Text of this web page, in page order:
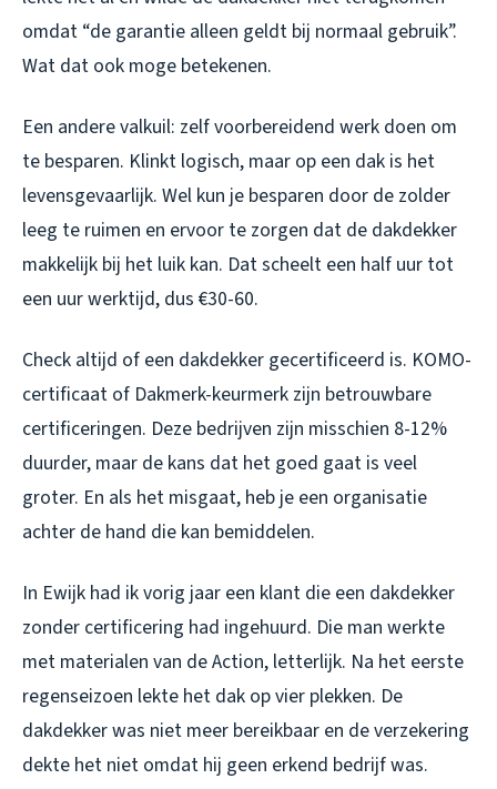
omdat “de garantie alleen geldt bij normaal gebruik”.
Wat dat ook moge betekenen.
Een andere valkuil: zelf voorbereidend werk doen om
te besparen. Klinkt logisch, maar op een dak is het
levensgevaarlijk. Wel kun je besparen door de zolder
leeg te ruimen en ervoor te zorgen dat de dakdekker
makkelijk bij het luik kan. Dat scheelt een half uur tot
een uur werktijd, dus €30-60.
Check altijd of een dakdekker gecertificeerd is. KOMO-
certificaat of Dakmerk-keurmerk zijn betrouwbare
certificeringen. Deze bedrijven zijn misschien 8-12%
duurder, maar de kans dat het goed gaat is veel
groter. En als het misgaat, heb je een organisatie
achter de hand die kan bemiddelen.
In Ewijk had ik vorig jaar een klant die een dakdekker
zonder certificering had ingehuurd. Die man werkte
met materialen van de Action, letterlijk. Na het eerste
regenseizoen lekte het dak op vier plekken. De
dakdekker was niet meer bereikbaar en de verzekering
dekte het niet omdat hij geen erkend bedrijf was.